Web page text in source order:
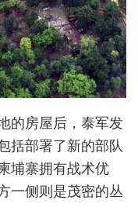
的房屋后，泰军发
括部署了新的部队
埔寨拥有战术优
一侧则是茂密的丛